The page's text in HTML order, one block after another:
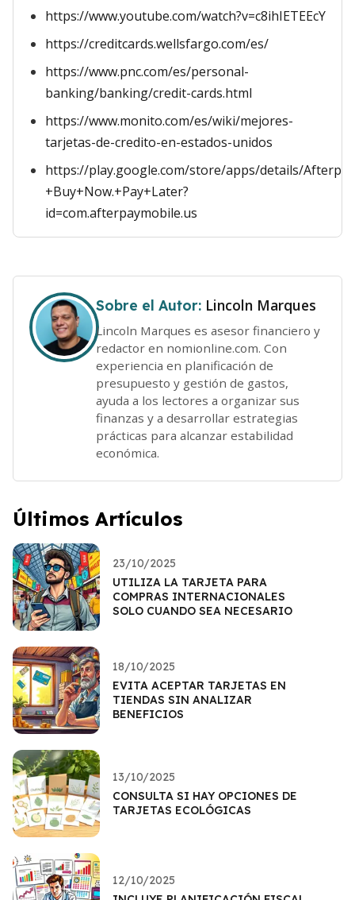
https://www.youtube.com/watch?v=c8ihIETEEcY
https://creditcards.wellsfargo.com/es/
https://www.pnc.com/es/personal-
banking/banking/credit-cards.html
https://www.monito.com/es/wiki/mejores-
tarjetas-de-credito-en-estados-unidos
https://play.google.com/store/apps/details/
+Buy+Now.+Pay+Later?
id=com.afterpaymobile.us
Sobre el Autor: Lincoln Marques
Lincoln Marques es asesor financiero y
redactor en nomionline.com. Con
experiencia en planificación de
presupuesto y gestión de gastos,
ayuda a los lectores a organizar sus
finanzas y a desarrollar estrategias
prácticas para alcanzar estabilidad
económica.
Últimos Artículos
23/10/2025
UTILIZA LA TARJETA PARA
COMPRAS INTERNACIONALES
SOLO CUANDO SEA NECESARIO
18/10/2025
EVITA ACEPTAR TARJETAS EN
TIENDAS SIN ANALIZAR
BENEFICIOS
13/10/2025
CONSULTA SI HAY OPCIONES DE
TARJETAS ECOLÓGICAS
12/10/2025